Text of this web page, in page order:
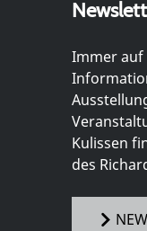
Immer auf
Kulissen
des